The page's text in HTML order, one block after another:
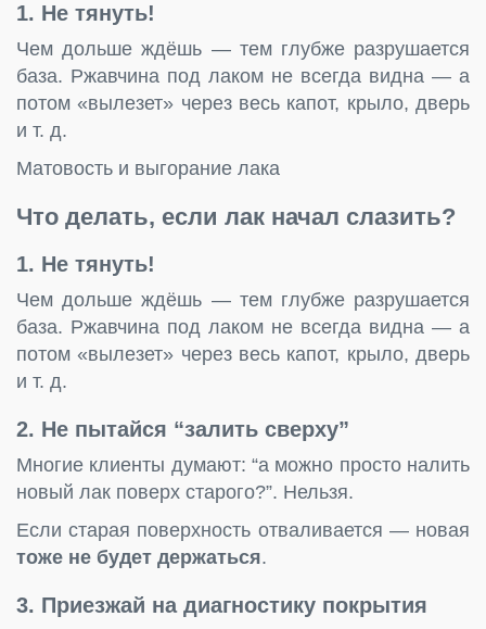
1. Не тянуть!
Чем дольше ждёшь — тем глубже разрушается
база. Ржавчина под лаком не всегда видна — а
потом «вылезет» через весь капот, крыло, дверь
и т. д.
Матовость и выгорание лака
Что делать, если лак начал слазить?
1. Не тянуть!
Чем дольше ждёшь — тем глубже разрушается
база. Ржавчина под лаком не всегда видна — а
потом «вылезет» через весь капот, крыло, дверь
и т. д.
2. Не пытайся “залить сверху”
Многие клиенты думают: “а можно просто налить
новый лак поверх старого?”. Нельзя.
Если старая поверхность отваливается — новая
тоже не будет держаться.
3. Приезжай на диагностику покрытия